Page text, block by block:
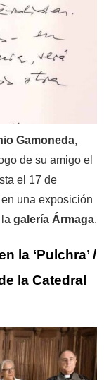
Gamoneda,
de su amigo el
el 17 de
una exposición
galería Ármaga.
la ‘Pulchra’ /
la Catedral